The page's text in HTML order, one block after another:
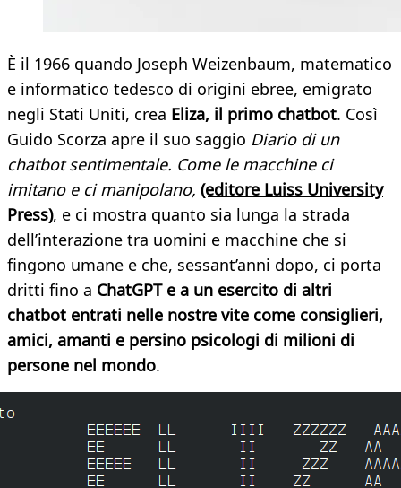
È il 1966 quando Joseph Weizenbaum, matematico
e informatico tedesco di origini ebree, emigrato
negli Stati Uniti, crea Eliza, il primo chatbot. Così
Guido Scorza apre il suo saggio Diario di un
chatbot sentimentale. Come le macchine ci
imitano e ci manipolano, (editore Luiss University
Press), e ci mostra quanto sia lunga la strada
dell’interazione tra uomini e macchine che si
fingono umane e che, sessant’anni dopo, ci porta
dritti fino a ChatGPT e a un esercito di altri
chatbot entrati nelle nostre vite come consiglieri,
amici, amanti e persino psicologi di milioni di
persone nel mondo.